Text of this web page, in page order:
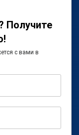
Получите
с вами в